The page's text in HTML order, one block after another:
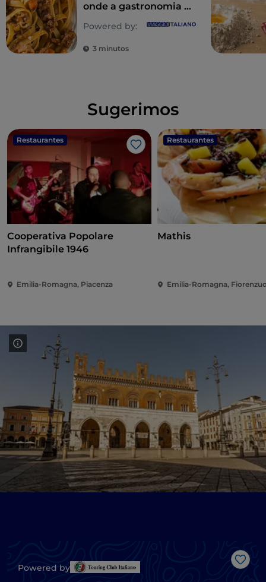
onde a gastronomia é
um império dos
sentidos
Powered by:
3 minutos
Sugerimos
Restaurantes
Gosto
Cooperativa Popolare
Infrangibile 1946
Emilia-Romagna, Piacenza
Restaurantes
Mathis
Emilia-Romagna,
Powered by